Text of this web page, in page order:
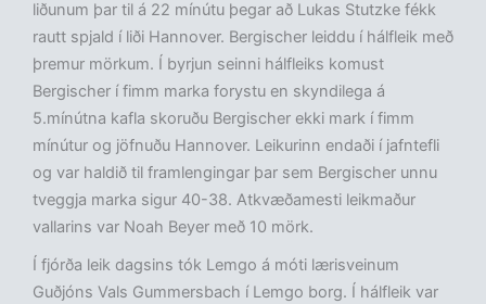
liðunum þar til á 22 mínútu þegar að Lukas Stutzke fékk
rautt spjald í liði Hannover. Bergischer leiddu í hálfleik með
þremur mörkum. Í byrjun seinni hálfleiks komust
Bergischer í fimm marka forystu en skyndilega á
5.mínútna kafla skoruðu Bergischer ekki mark í fimm
mínútur og jöfnuðu Hannover. Leikurinn endaði í jafntefli
og var haldið til framlengingar þar sem Bergischer unnu
tveggja marka sigur 40-38. Atkvæðamesti leikmaður
vallarins var Noah Beyer með 10 mörk.
Í fjórða leik dagsins tók Lemgo á móti lærisveinum
Guðjóns Vals Gummersbach í Lemgo borg. Í hálfleik var